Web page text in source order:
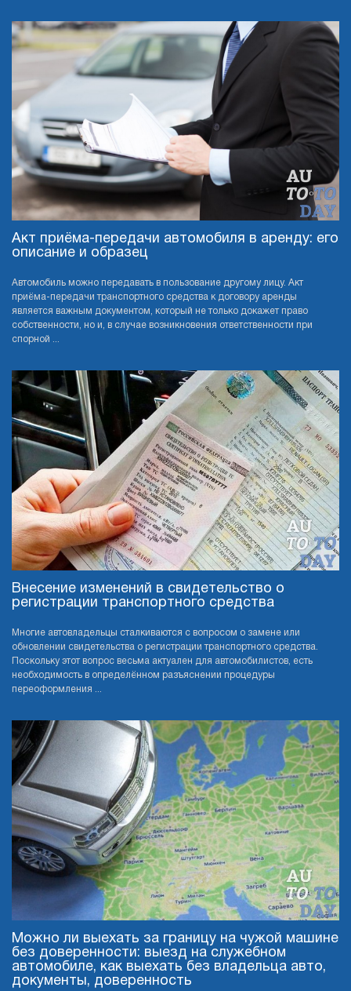
Акт приёма-передачи автомобиля в аренду: его
описание и образец
Автомобиль можно передавать в пользование другому лицу. Акт
приёма-передачи транспортного средства к договору аренды
является важным документом, который не только докажет право
собственности, но и, в случае возникновения ответственности при
спорной ...
Внесение изменений в свидетельство о
регистрации транспортного средства
Многие автовладельцы сталкиваются с вопросом о замене или
обновлении свидетельства о регистрации транспортного средства.
Поскольку этот вопрос весьма актуален для автомобилистов, есть
необходимость в определённом разъяснении процедуры
переоформления ...
Можно ли выехать за границу на чужой машине
без доверенности: выезд на служебном
автомобиле, как выехать без владельца авто,
документы, доверенность